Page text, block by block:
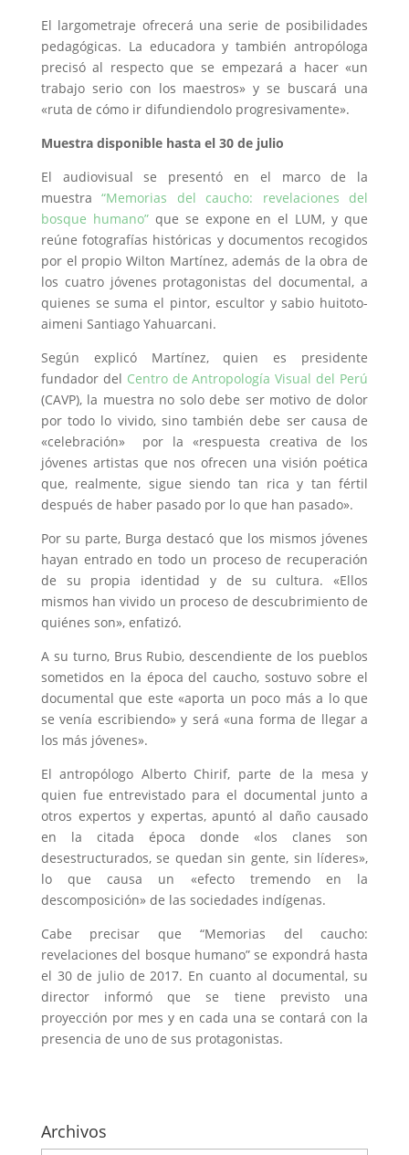
El largometraje ofrecerá una serie de posibilidades
pedagógicas. La educadora y también antropóloga
precisó al respecto que se empezará a hacer «un
trabajo serio con los maestros» y se buscará una
«ruta de cómo ir difundiendolo progresivamente».
Muestra disponible hasta el 30 de julio
El audiovisual se presentó en el marco de la
muestra“Memorias del caucho: revelaciones del
bosque humano”que se expone en el LUM, y que
reúne fotografías históricas y documentos recogidos
por el propio Wilton Martínez, además de la obra de
los cuatro jóvenes protagonistas del documental, a
quienes se suma el pintor, escultor y sabio huitoto-
aimeni Santiago Yahuarcani.
Según explicó Martínez, quien es presidente
fundador del Centro de Antropología Visual del Perú
(CAVP), la muestra no solo debe ser motivo de dolor
por todo lo vivido, sino también debe ser causa de
«celebración» por la «respuesta creativa de los
jóvenes artistas que nos ofrecen una visión poética
que, realmente, sigue siendo tan rica y tan fértil
después de haber pasado por lo que han pasado».
Por su parte, Burga destacó que los mismos jóvenes
hayan entrado en todo un proceso de recuperación
de su propia identidad y de su cultura. «Ellos
mismos han vivido un proceso de descubrimiento de
quiénes son», enfatizó.
A su turno, Brus Rubio, descendiente de los pueblos
sometidos en la época del caucho, sostuvo sobre el
documental que este «aporta un poco más a lo que
se venía escribiendo» y será «una forma de llegar a
los más jóvenes».
El antropólogo Alberto Chirif, parte de la mesa y
quien fue entrevistado para el documental junto a
otros expertos y expertas, apuntó al daño causado
en la citada época donde «los clanes son
desestructurados, se quedan sin gente, sin líderes»,
lo que causa un «efecto tremendo en la
descomposición» de las sociedades indígenas.
Cabe precisar que “Memorias del caucho:
revelaciones del bosque humano” se expondrá hasta
el 30 de julio de 2017. En cuanto al documental, su
director informó que se tiene previsto una
proyección por mes y en cada una se contará con la
presencia de uno de sus protagonistas.
Archivos